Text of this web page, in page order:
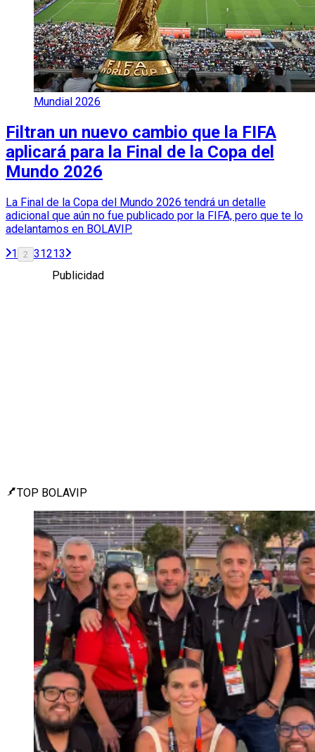
Mundial 2026
Filtran un nuevo cambio que la FIFA
aplicará para la Final de la Copa del
Mundo 2026
La Final de la Copa del Mundo 2026 tendrá un detalle
adicional que aún no fue publicado por la FIFA, pero que te lo
adelantamos en BOLAVIP.
1
2 31213
Publicidad
TOP BOLAVIP